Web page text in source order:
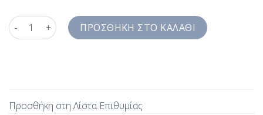
Ανδρικό Πουκάμισο με Γιακά Μάο Λευκό Ριγέ Comfort Fit
ΠΡΟΣΘΉΚΗ ΣΤΟ ΚΑΛΆΘΙ
Προσθήκη στη Λίστα Επιθυμίας